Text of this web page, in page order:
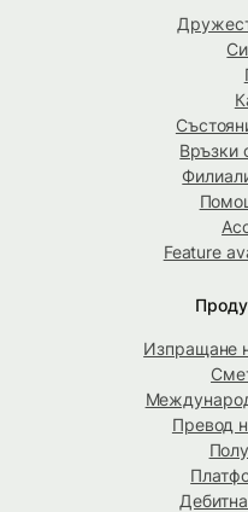
Връзки
Feature
Изпращане
Превод